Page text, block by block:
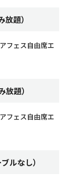
題）
フェス自由席エ
題）
フェス自由席エ
ルなし）